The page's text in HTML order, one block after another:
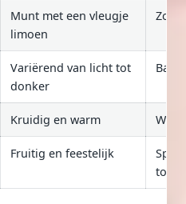
Munt met een vleugje
limoen
Variërend van licht tot
donker
Kruidig en warm
Fruitig en feestelijk
toost